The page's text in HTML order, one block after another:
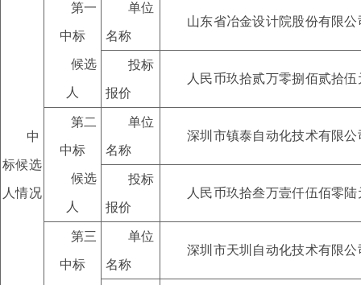
中
标候选
人情况
第一
中标
候选
人
单位
名称
山东省冶金设计院股份有限公
投标
报价
人民币玖拾贰万零捌佰贰拾伍
第二
中标
候选
人
单位
名称
深圳市镇泰自动化技术有限公
投标
报价
人民币玖拾叁万壹仟伍佰零陆
第三
中标
单位
名称
深圳市天圳自动化技术有限公